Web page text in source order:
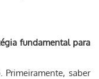
fundamental para
Primeiramente, saber